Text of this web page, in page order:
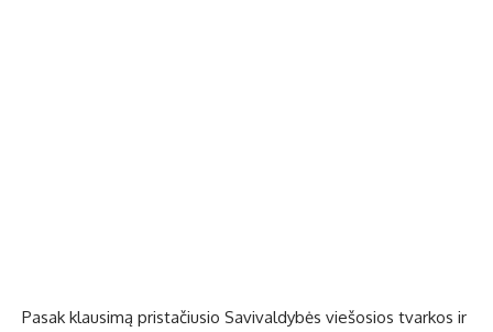
Pasak klausimą pristačiusio Savivaldybės viešosios tvarkos ir